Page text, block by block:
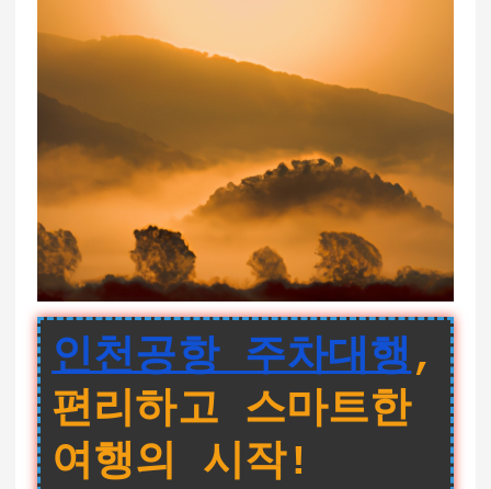
인천공항 주차대행,
편리하고 스마트한
여행의 시작!